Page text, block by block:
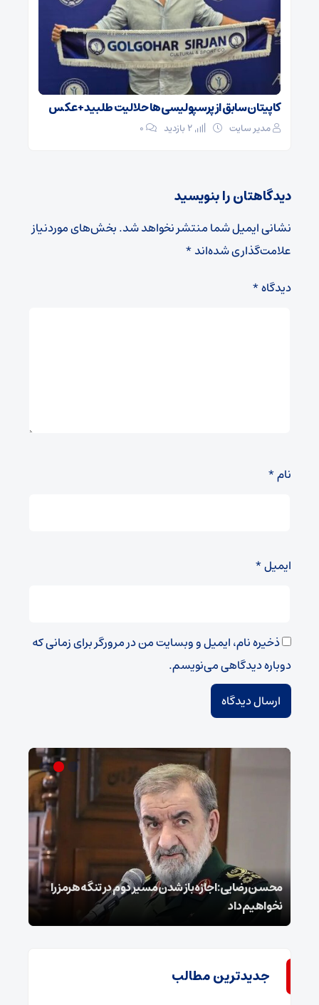
کاپیتان سابق از پرسپولیسی‌ها حلالیت طلبید + عکس
مدیر سایت ۰
دیدگاهتان را بنویسید
نشانی ایمیل شما منتشر نخواهد شد.بخش‌های موردنیاز
علامت‌گذاری شده‌اند*
دیدگاه*
نام*
ایمیل*
ذخیره نام، ایمیل و وبسایت من در مرورگر برای زمانی که
دوباره دیدگاهی می‌نویسم.
محسن رضایی: اجازه باز شدن مسیر دوم در تنگه هرمز را
نخواهیم داد
جدیدترین مطالب